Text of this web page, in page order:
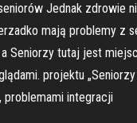
Jednak zdrowie
mają problemy z
Seniorzy tutaj jest
projektu
problemami integracji